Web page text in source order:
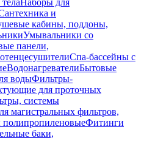
Наборы для
и
кабины, поддоны,
Умывальники со
панели,
Спа-бассейны с
ВодонагревателиБытовые
водыФильтры-
для проточных
системы
магистральных фильтров,
полипропиленовыеФитинги
баки,